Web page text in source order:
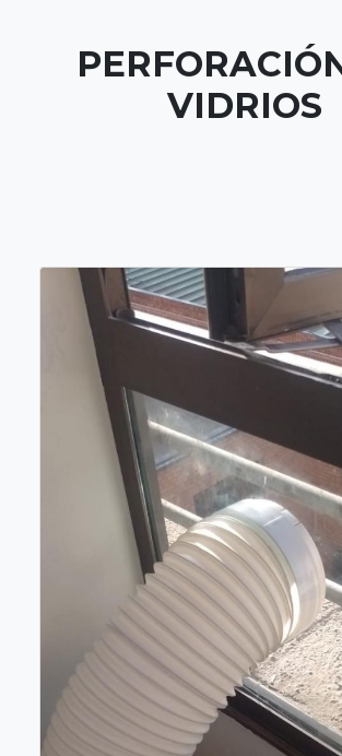
VIDRIOS